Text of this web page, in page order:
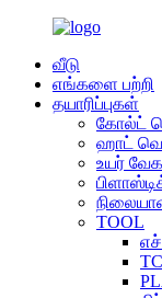
வீடு
எங்களை பற்றி
தயாரிப்புகள்
கோல்ட்
ஹாட்
உயர்
TOOL